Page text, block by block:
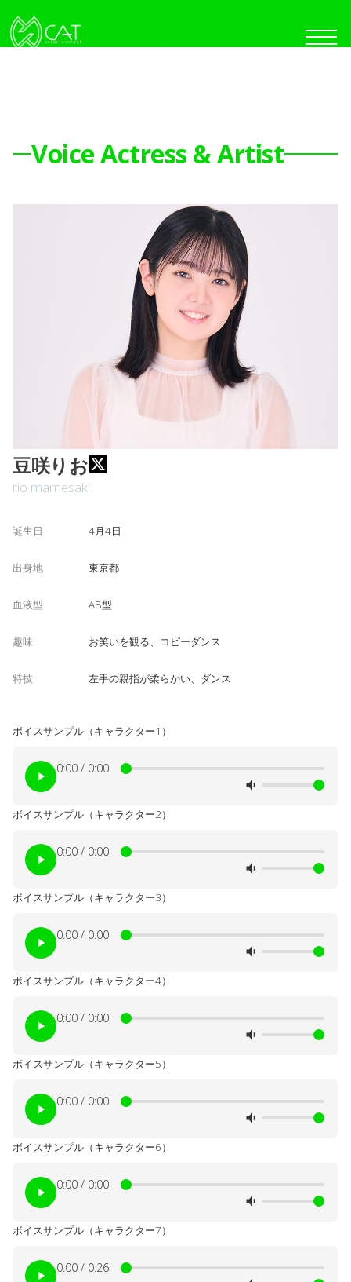
Voice Actress & Artist
豆咲りお
rio mamesaki
誕生日 4月4日
出身地 東京都
血液型 AB型
趣味 お笑いを観る、コピーダンス
特技 左手の親指が柔らかい、ダンス
ボイスサンプル（キャラクター1）
0:00 / 0:00
ボイスサンプル（キャラクター2）
0:00 / 0:00
ボイスサンプル（キャラクター3）
0:00 / 0:00
ボイスサンプル（キャラクター4）
0:00 / 0:00
ボイスサンプル（キャラクター5）
0:00 / 0:00
ボイスサンプル（キャラクター6）
0:00 / 0:00
ボイスサンプル（キャラクター7）
0:00 / 0:26